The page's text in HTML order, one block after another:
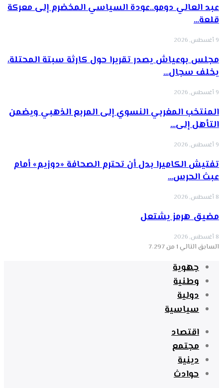
عبد العالي دومو..عودة السياسي المخضرم إلى معركة
قلعة…
9 أغسطس, 2026
مجلس بوعياش يصدر تقريرا حول كارثة سبتة المحتلة،
يخلف سجال…
9 أغسطس, 2026
المنتخب المغربي النسوي إلى المربع الذهبي ويضمن
التأهل إلى…
9 أغسطس, 2026
تفتيش الكاميرا بدل أن تحترم الصحافة «دوزيم» أمام
عبث الحرس…
8 أغسطس, 2026
مضيق هرمز يشتعل
8 أغسطس, 2026
السابق التالي 1 من 7٬297
جهوية
وطنية
دولية
سياسية
اقتصاد
مجتمع
دينية
حوادث